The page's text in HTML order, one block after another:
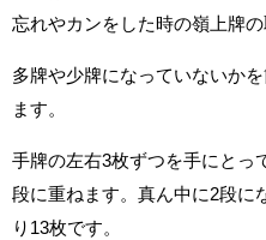
忘れやカンをした時の嶺上牌
多牌や少牌になっていないか
ます。
手牌の左右3枚ずつを手にとっ
段に重ねます。真ん中に2段に
り13枚です。